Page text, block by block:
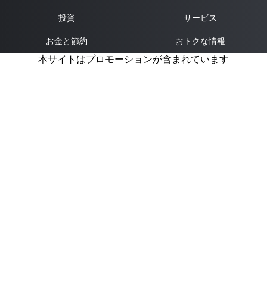
投資 サービス
お金と節約 おトクな情報
本サイトはプロモーションが含まれています